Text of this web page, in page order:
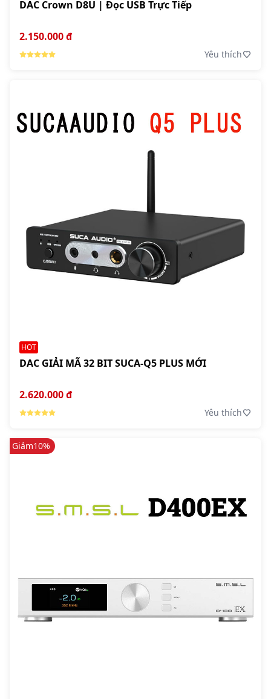
DAC Crown D8U | Đọc USB Trực Tiếp
2.150.000 đ
Yêu thích
HOT
DAC GIẢI MÃ 32 BIT SUCA-Q5 PLUS MỚI
2.620.000 đ
Yêu thích
Giảm10%